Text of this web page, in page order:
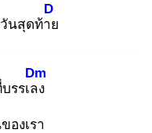
นสุดท้าย
D
รรเลง
Dm
องเรา